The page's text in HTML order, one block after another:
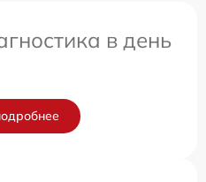
в день